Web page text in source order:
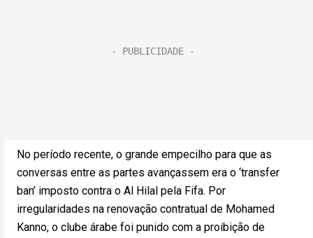
No período recente, o grande empecilho para que as
conversas entre as partes avançassem era o ‘transfer
ban’ imposto contra o Al Hilal pela Fifa. Por
irregularidades na renovação contratual de Mohamed
Kanno, o clube árabe foi punido com a proibição de